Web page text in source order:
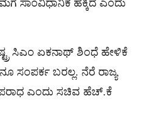
ಸಾಂವಿಧಾನಿಕ ಹಕ್ಕಿದೆ ಎಂದು
ಸಿಎಂ ಏಕನಾಥ್ ಶಿಂಧೆ ಹೇಳಿಕೆ
ಸಂಪರ್ಕ ಬರಲ್ಲ. ನೆರೆ ರಾಜ್ಯ
ಎಂದು ಸಚಿವ ಹೆಚ್.ಕೆ